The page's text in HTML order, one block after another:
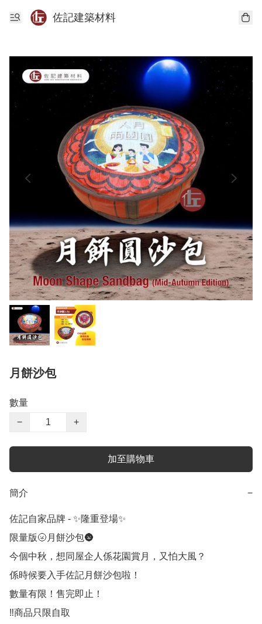
佐記建築材料
月餅沙包
數量
−
+
加至購物車
簡介 −
佐記自家品牌 - ✨隆重登場✨
限量版🌝月餅沙包🌚
今個中秋，想同屋企人係花園賞月，又怕大風？
係時候要入手佐記月餅沙包啦！
數量有限！售完即止！
‼️商品只限自取